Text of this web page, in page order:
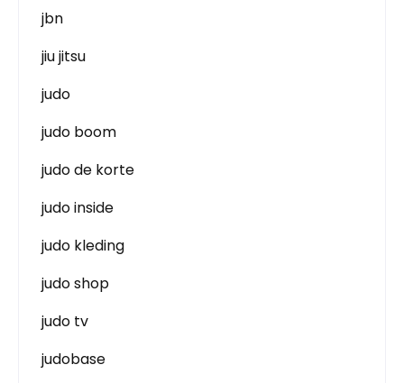
jbn
jiu jitsu
judo
judo boom
judo de korte
judo inside
judo kleding
judo shop
judo tv
judobase